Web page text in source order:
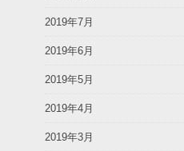
2019年7月
2019年6月
2019年5月
2019年4月
2019年3月